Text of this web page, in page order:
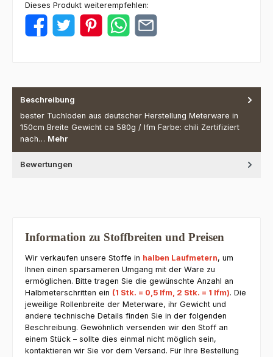
Dieses Produkt weiterempfehlen:
Beschreibung
bester Tuchloden aus deutscher Herstellung Meterware in
150cm Breite Gewicht ca 580g / lfm Farbe: chili Zertifiziert
nach… Mehr
Bewertungen
Information zu Stoffbreiten und Preisen
Wir verkaufen unsere Stoffe in halben Laufmetern, um
Ihnen einen sparsameren Umgang mit der Ware zu
ermöglichen. Bitte tragen Sie die gewünschte Anzahl an
Halbmeterschritten ein (1 Stk. = 0,5 lfm, 2 Stk. = 1 lfm). Die
jeweilige Rollenbreite der Meterware, ihr Gewicht und
andere technische Details finden Sie in der folgenden
Beschreibung. Gewöhnlich versenden wir den Stoff an
einem Stück – sollte dies einmal nicht möglich sein,
kontaktieren wir Sie vor dem Versand. Für Ihre Bestellung